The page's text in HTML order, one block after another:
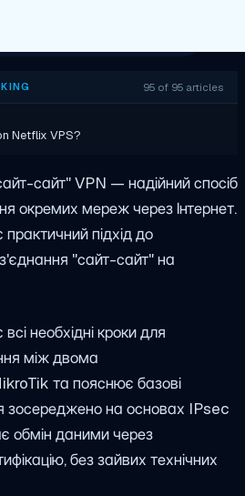
95 of 95 articles
Netflix VPS?
сайт" VPN — надійний спосіб
окремих мереж через Інтернет.
підхід до
"сайт-сайт" на
необхідні кроки для
між двома
та пояснює базові
зосереджено на основах IPsec
обмін даними через
без зайвих технічних